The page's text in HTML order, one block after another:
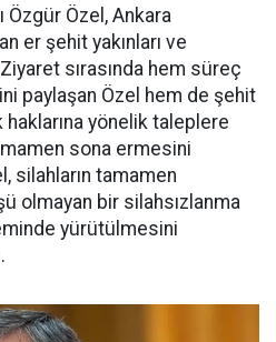
Özgür Özel, Ankara
er şehit yakınları ve
sırasında hem süreç
paylaşan Özel hem de şehit
yönelik taleplere
sona ermesini
silahların tamamen
olmayan bir silahsızlanma
yürütülmesini